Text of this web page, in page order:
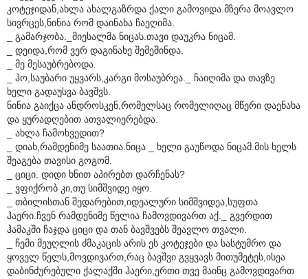
კოტეჯიდან,ახლა ახალგაზრდა ქალი გამოვიდა.მზერა მოავლო
სივრცეს,ნინია რომ დაინახა ჩაეღიმა.
_ გამარჯობა._მიესალმა ნიცას.თავი დაუკრა ნიცამ.
_ დეიდა,რომ ვერ დაგინახე შემეშინდა.
_ მე მესაუბრებოდა.
_ ჰო,საუბარი უყვარს,კარგი მოსაუბრეა._ ჩაიღიმა და თავზე
ხელი გადაუსვა ბავშვს.
ნინია გაიქცა ანდროსკენ,რომელსაც რომელიღაც მწერი დაენახა
და ყურადღებით ათვალიერებდა.
_ ახლა ჩამოხვედით?
_ დიახ,რამდენიმე საათია.ნიცა _ ხელი გაუწოდა ნიცამ.მის ხელს
შეაგება თავისი გოგომ.
_ ციცი. დიდი ხნით აპირებთ დარჩენას?
_ ვფიქრობ კი,თუ სიმშვიდე იყო.
_ თბილისთან შედარებით,იდეალური სიმშვიდეა,სუფთა
ჰაერი.ჩვენ რამდენიმე წელია ჩამოვდივართ აქ._ გვერდით
ჰამაკში ჩაჯდა ციცი და თან ბავშვებს შეავლო თვალი.
_ ჩემი მეუღლის ძმაკაცის არის ეს კოტეჯები და სასტუმრო და
ყოველ წელს,მოვდივართ,რაც ბავშვი გვყვავს მითუმეტეს,ისეა
დაბინძურებული ქალაქში ჰაერი,ერთი თვე მაინც გამოვდივართ